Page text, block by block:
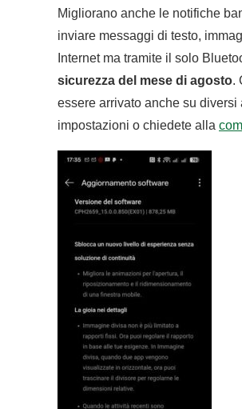
Migliorano anche le notifiche
inviare messaggi di testo,
Internet ma tramite il solo
sicurezza del mese di agosto.
essere arrivato anche su diversi
impostazioni o chiedete alla